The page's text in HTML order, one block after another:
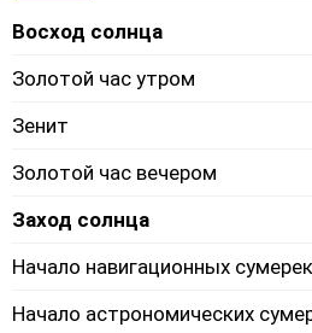
Восход солнца
Золотой час утром
Зенит
Золотой час вечером
Заход солнца
Начало навигационных сумерек
Начало астрономических